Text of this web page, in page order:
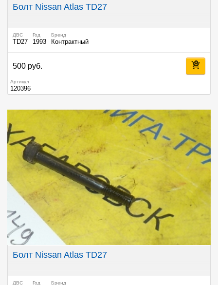
Болт Nissan Atlas TD27
ДВС
TD27
Год
1993
Бренд
Контрактный
500 руб.
Артикул
120396
Болт Nissan Atlas TD27
ДВС Год Бренд